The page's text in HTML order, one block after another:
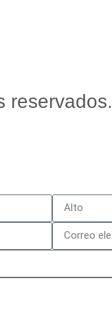
reservados.